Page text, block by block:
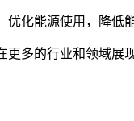
化能源使用，降低
多的行业和领域